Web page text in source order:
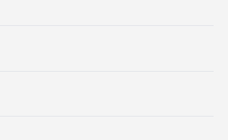
данные и мы свяжемся
Crazy Hours